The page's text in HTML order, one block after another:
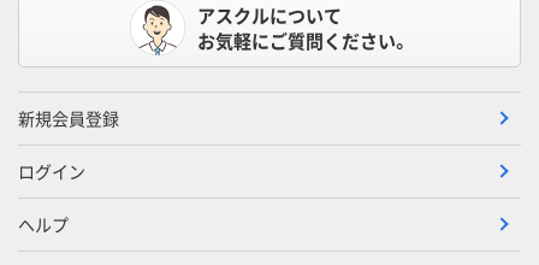
アスクルについて
お気軽にご質問ください。
新規会員登録
ログイン
ヘルプ